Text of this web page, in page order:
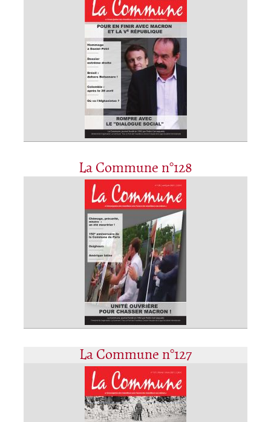
La Commune n°128
La Commune n°127